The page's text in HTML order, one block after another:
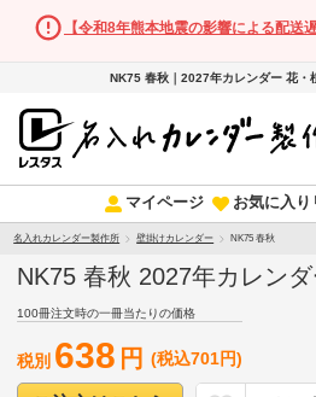
【令和8年熊本地震の影響による配送
NK75 春秋｜2027年カレンダー 花・
マイページ お気に入り
名入れカレンダー製作所 壁掛けカレンダー NK75 春秋
NK75 春秋 2027年カレン
100冊注文時の一冊当たりの価格
税別 638 円 (税込701円)